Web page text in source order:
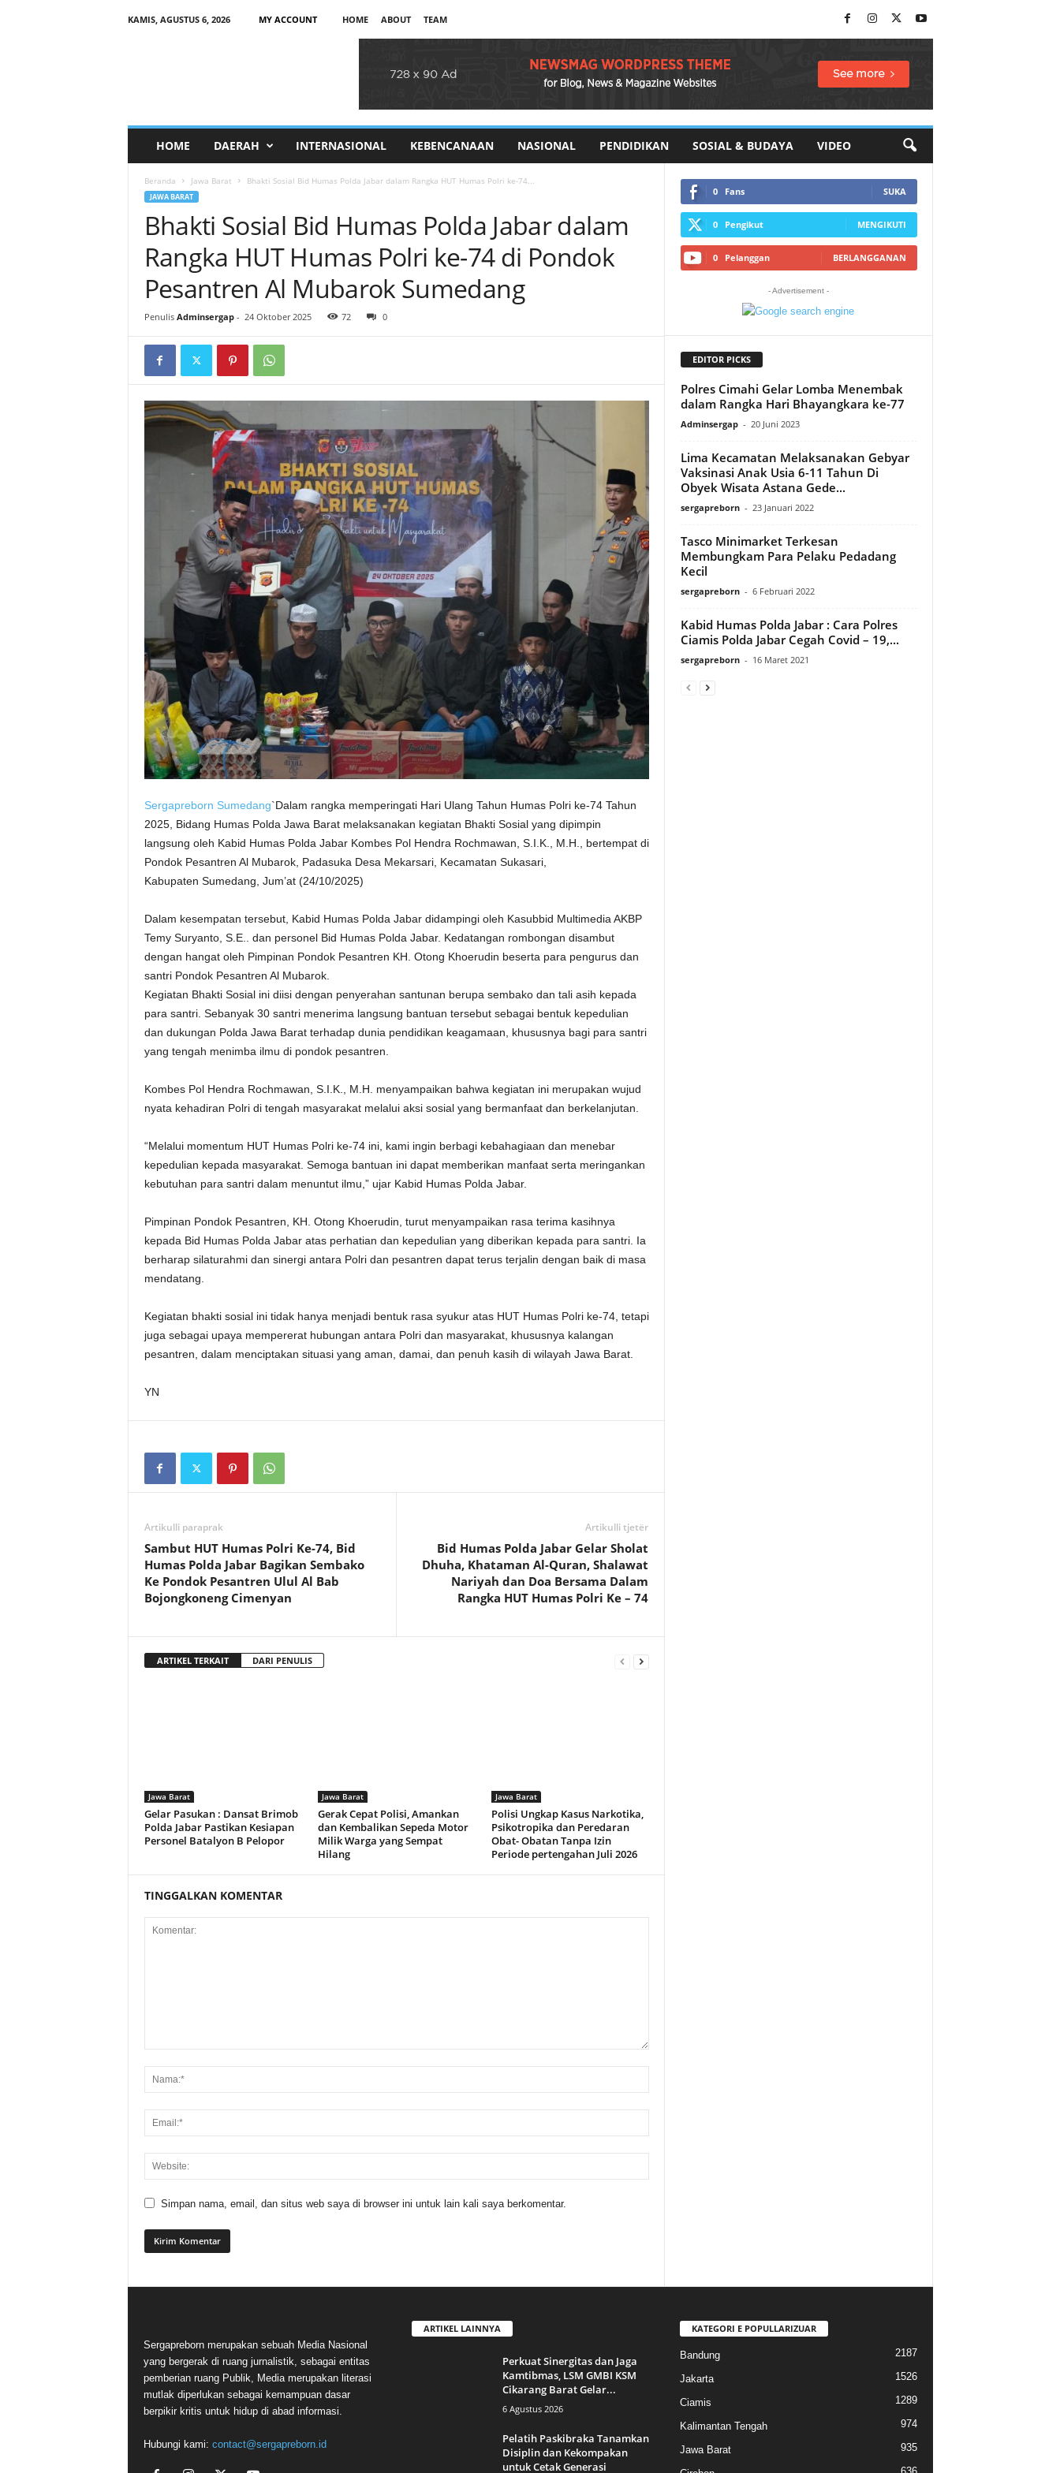
KAMIS, AGUSTUS 6, 2026 MY ACCOUNT HOME ABOUT TEAM
HOME DAERAH INTERNASIONAL KEBENCANAAN NASIONAL PENDIDIKAN SOSIAL & BUDAYA VIDEO
Beranda Jawa Barat Bhakti Sosial Bid Humas Polda Jabar dalam Rangka HUT Humas Polri ke-74...
JAWA BARAT
Bhakti Sosial Bid Humas Polda Jabar dalam
Rangka HUT Humas Polri ke-74 di Pondok
Pesantren Al Mubarok Sumedang
Penulis Adminsergap- 24 Oktober 2025 72 0
Sergapreborn Sumedang`Dalam rangka memperingati Hari Ulang Tahun Humas Polri ke-74 Tahun
2025, Bidang Humas Polda Jawa Barat melaksanakan kegiatan Bhakti Sosial yang dipimpin
langsung oleh Kabid Humas Polda Jabar Kombes Pol Hendra Rochmawan, S.I.K., M.H., bertempat di
Pondok Pesantren Al Mubarok, Padasuka Desa Mekarsari, Kecamatan Sukasari,
Kabupaten Sumedang, Jum’at (24/10/2025)
Dalam kesempatan tersebut, Kabid Humas Polda Jabar didampingi oleh Kasubbid Multimedia AKBP
Temy Suryanto, S.E.. dan personel Bid Humas Polda Jabar. Kedatangan rombongan disambut
dengan hangat oleh Pimpinan Pondok Pesantren KH. Otong Khoerudin beserta para pengurus dan
santri Pondok Pesantren Al Mubarok.
Kegiatan Bhakti Sosial ini diisi dengan penyerahan santunan berupa sembako dan tali asih kepada
para santri. Sebanyak 30 santri menerima langsung bantuan tersebut sebagai bentuk kepedulian
dan dukungan Polda Jawa Barat terhadap dunia pendidikan keagamaan, khususnya bagi para santri
yang tengah menimba ilmu di pondok pesantren.
Kombes Pol Hendra Rochmawan, S.I.K., M.H. menyampaikan bahwa kegiatan ini merupakan wujud
nyata kehadiran Polri di tengah masyarakat melalui aksi sosial yang bermanfaat dan berkelanjutan.
“Melalui momentum HUT Humas Polri ke-74 ini, kami ingin berbagi kebahagiaan dan menebar
kepedulian kepada masyarakat. Semoga bantuan ini dapat memberikan manfaat serta meringankan
kebutuhan para santri dalam menuntut ilmu,” ujar Kabid Humas Polda Jabar.
Pimpinan Pondok Pesantren, KH. Otong Khoerudin, turut menyampaikan rasa terima kasihnya
kepada Bid Humas Polda Jabar atas perhatian dan kepedulian yang diberikan kepada para santri. Ia
berharap silaturahmi dan sinergi antara Polri dan pesantren dapat terus terjalin dengan baik di masa
mendatang.
Kegiatan bhakti sosial ini tidak hanya menjadi bentuk rasa syukur atas HUT Humas Polri ke-74, tetapi
juga sebagai upaya mempererat hubungan antara Polri dan masyarakat, khususnya kalangan
pesantren, dalam menciptakan situasi yang aman, damai, dan penuh kasih di wilayah Jawa Barat.
YN
Artikulli paraprak
Sambut HUT Humas Polri Ke-74, Bid
Humas Polda Jabar Bagikan Sembako
Ke Pondok Pesantren Ulul Al Bab
Bojongkoneng Cimenyan
Artikulli tjetër
Bid Humas Polda Jabar Gelar Sholat
Dhuha, Khataman Al-Quran, Shalawat
Nariyah dan Doa Bersama Dalam
Rangka HUT Humas Polri Ke – 74
ARTIKEL TERKAIT DARI PENULIS
Jawa Barat
Gelar Pasukan : Dansat Brimob
Polda Jabar Pastikan Kesiapan
Personel Batalyon B Pelopor
Jawa Barat
Gerak Cepat Polisi, Amankan
dan Kembalikan Sepeda Motor
Milik Warga yang Sempat
Hilang
Jawa Barat
Polisi Ungkap Kasus Narkotika,
Psikotropika dan Peredaran
Obat- Obatan Tanpa Izin
Periode pertengahan Juli 2026
TINGGALKAN KOMENTAR
Simpan nama, email, dan situs web saya di browser ini untuk lain kali saya berkomentar.
0 Fans SUKA
0 Pengikut MENGIKUTI
0 Pelanggan BERLANGGANAN
- Advertisement -
EDITOR PICKS
Polres Cimahi Gelar Lomba Menembak
dalam Rangka Hari Bhayangkara ke-77
Adminsergap - 20 Juni 2023
Lima Kecamatan Melaksanakan Gebyar
Vaksinasi Anak Usia 6-11 Tahun Di
Obyek Wisata Astana Gede...
sergapreborn - 23 Januari 2022
Tasco Minimarket Terkesan
Membungkam Para Pelaku Pedadang
Kecil
sergapreborn - 6 Februari 2022
Kabid Humas Polda Jabar : Cara Polres
Ciamis Polda Jabar Cegah Covid – 19,...
sergapreborn - 16 Maret 2021
Sergapreborn merupakan sebuah Media Nasional
yang bergerak di ruang jurnalistik, sebagai entitas
pemberian ruang Publik, Media merupakan literasi
mutlak diperlukan sebagai kemampuan dasar
berpikir kritis untuk hidup di abad informasi.
Hubungi kami: contact@sergapreborn.id
ARTIKEL LAINNYA
Perkuat Sinergitas dan Jaga
Kamtibmas, LSM GMBI KSM
Cikarang Barat Gelar...
6 Agustus 2026
Pelatih Paskibraka Tanamkan
Disiplin dan Kekompakan
untuk Cetak Generasi
KATEGORI E POPULLARIZUAR
Bandung 2187
Jakarta 1526
Ciamis 1289
Kalimantan Tengah 974
Jawa Barat 935